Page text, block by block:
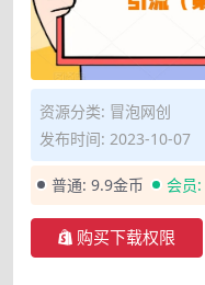
资源分类: 冒泡网创
发布时间: 2023-10-07
普通: 9.9金币 会员:
购买下载权限